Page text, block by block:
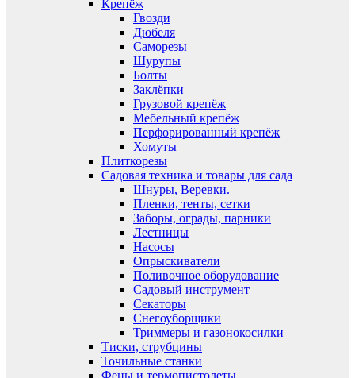
Крепёж
Гвозди
Дюбеля
Саморезы
Шурупы
Болты
Заклёпки
Грузовой крепёж
Мебельный крепёж
Перфорированный крепёж
Хомуты
Плиткорезы
Садовая техника и товары для сада
Шнуры, Веревки.
Пленки, тенты, сетки
Заборы, ограды, парники
Лестницы
Насосы
Опрыскиватели
Поливочное оборудование
Садовый инструмент
Секаторы
Снегоуборщики
Триммеры и газонокосилки
Тиски, струбцины
Точильные станки
Фены и термопистолеты